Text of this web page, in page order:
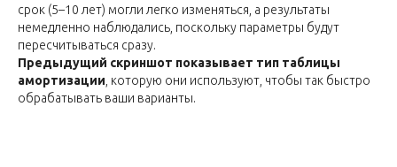
срок (5–10 лет) могли легко изменяться, а результаты
немедленно наблюдались, поскольку параметры будут
пересчитываться сразу.
Предыдущий скриншот показывает тип таблицы
амортизации , которую они используют, чтобы так быстро
обрабатывать ваши варианты.